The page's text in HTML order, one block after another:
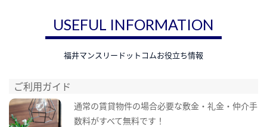
USEFUL INFORMATION
福井マンスリードットコムお役立ち情報
ご利用ガイド
通常の賃貸物件の場合必要な敷金・礼金・仲介手
数料がすべて無料です！